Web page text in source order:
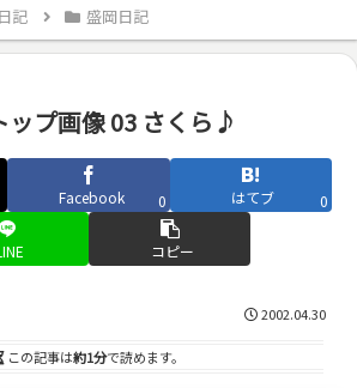
記 盛岡日記
ップ画像 03 さくら♪
Facebook 0 はてブ 0
コピー
2002.04.30
この記事は約1分で読めます。